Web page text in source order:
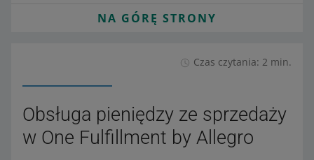
NA GÓRĘ STRONY
Czas czytania: 2 min.
Obsługa pieniędzy ze sprzedaży
w One Fulfillment by Allegro